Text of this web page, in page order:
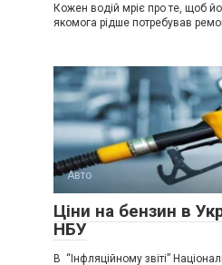
Кожен водій мріє про те, щоб
якомога рідше потребував
Авто
Ціни на бензин в
НБУ
В “Інфляційному звіті”